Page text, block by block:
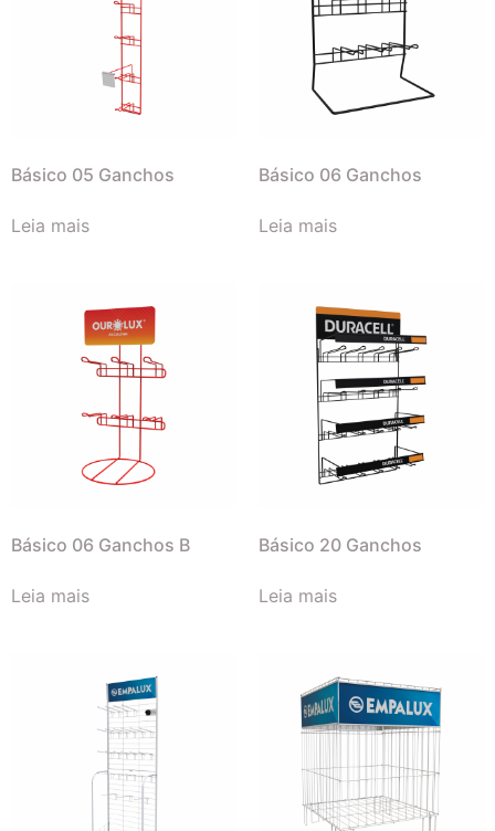
Básico 05 Ganchos
Leia mais
Básico 06 Ganchos
Leia mais
Básico 06 Ganchos B
Leia mais
Básico 20 Ganchos
Leia mais